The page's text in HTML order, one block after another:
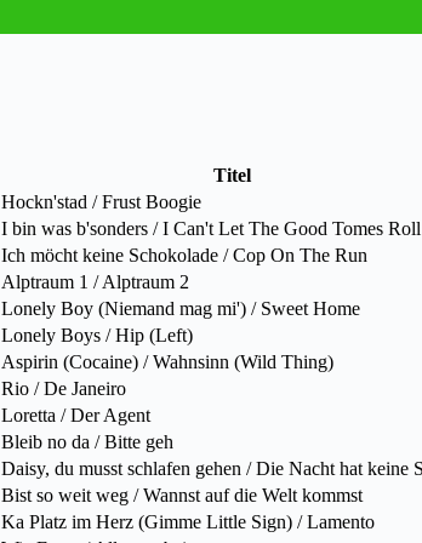
Titel
Hockn'stad / Frust Boogie
I bin was b'sonders / I Can't Let The Good Tomes Roll
Ich möcht keine Schokolade / Cop On The Run
Alptraum 1 / Alptraum 2
Lonely Boy (Niemand mag mi') / Sweet Home
Lonely Boys / Hip (Left)
Aspirin (Cocaine) / Wahnsinn (Wild Thing)
Rio / De Janeiro
Loretta / Der Agent
Bleib no da / Bitte geh
Daisy, du musst schlafen gehen / Die Nacht hat keine
Bist so weit weg / Wannst auf die Welt kommst
Ka Platz im Herz (Gimme Little Sign) / Lamento